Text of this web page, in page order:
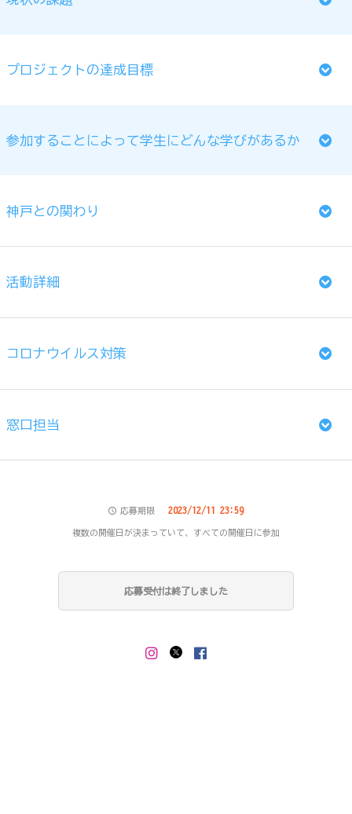
プロジェクトの達成目標
参加することによって学生にどんな学びがあるか
神戸との関わり
活動詳細
コロナウイルス対策
窓口担当
応募期限 2023/12/11 23:59
複数の開催日が決まっていて、すべての開催日に参加
応募受付は終了しました